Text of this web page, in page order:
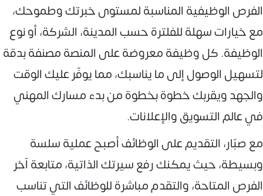
الفرص الوظيفية المناسبة لمستوى خبرتك وطموحك،
مع خيارات سهلة للفلترة حسب المدينة، الشركة، أو نوع
الوظيفة. كل وظيفة معروضة على المنصة مصنفة بدقة
لتسهيل الوصول إلى ما يناسبك، مما يوفّر عليك الوقت
والجهد ويقربك خطوة بخطوة من بدء مسارك المهني
في عالم التسويق والإعلانات.
مع صبّار، التقديم على الوظائف أصبح عملية سلسة
وبسيطة، حيث يمكنك رفع سيرتك الذاتية، متابعة آخر
الفرص المتاحة، والتقدم مباشرة للوظائف التي تناسب